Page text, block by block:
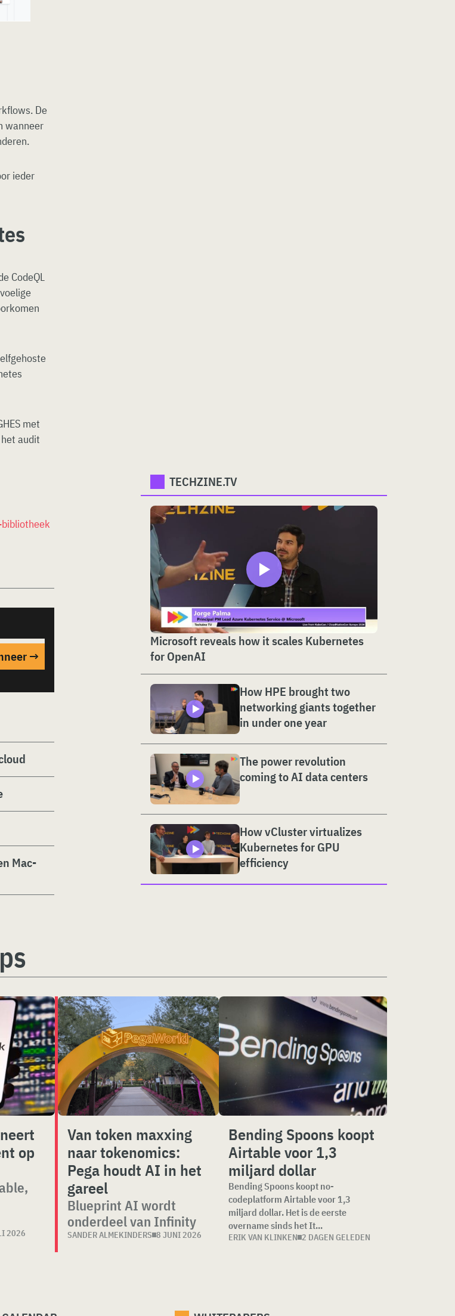
De
wanneer
ieder
CodeQL
met
audit
Mac-
TECHZINE.TV
Microsoft reveals how it scales Kubernetes
for OpenAI
How HPE brought two
networking giants together
in under one year
The power revolution
coming to AI data centers
How vCluster virtualizes
Kubernetes for GPU
efficiency
op
2026
Van token maxxing
naar tokenomics:
Pega houdt AI in het
gareel
Blueprint AI wordt
onderdeel van Infinity
SANDER ALMEKINDERS 8 JUNI 2026
Bending Spoons koopt
Airtable voor 1,3
miljard dollar
Bending Spoons koopt no-
codeplatform Airtable voor 1,3
miljard dollar. Het is de eerste
overname sinds het It...
ERIK VAN KLINKEN 2 DAGEN GELEDEN